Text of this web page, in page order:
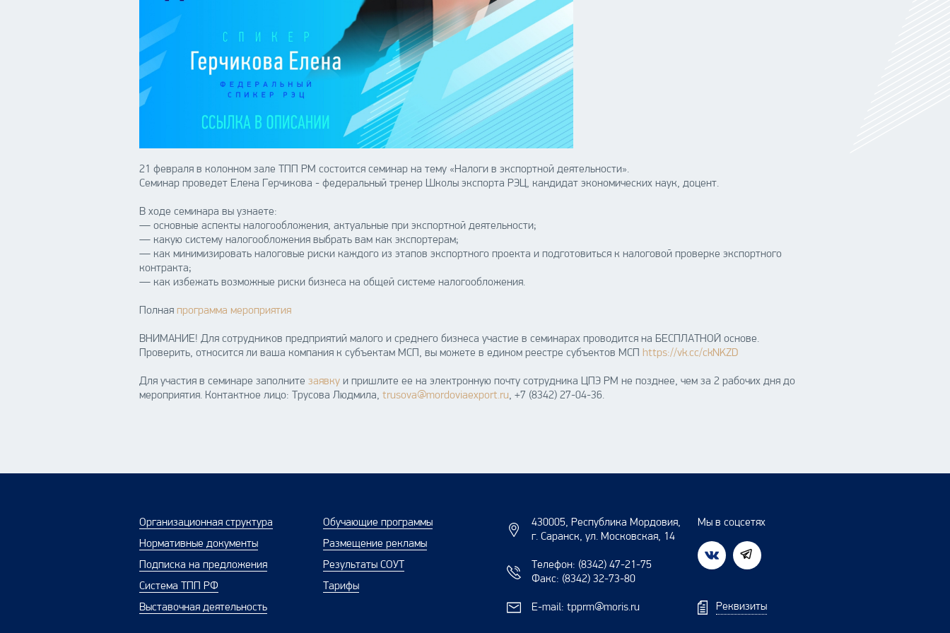
21 февраля в колонном зале ТПП РМ состоится семинар на тему «Налоги в экспортной деятельности».
Семинар проведет Елена Герчикова - федеральный тренер Школы экспорта РЭЦ, кандидат экономических наук, доцент.
В ходе семинара вы узнаете:
— основные аспекты налогообложения, актуальные при экспортной деятельности;
— какую систему налогообложения выбрать вам как экспортерам;
— как минимизировать налоговые риски каждого из этапов экспортного проекта и подготовиться к налоговой проверке экспортного
контракта;
— как избежать возможные риски бизнеса на общей системе налогообложения.
Полная программа мероприятия
ВНИМАНИЕ! Для сотрудников предприятий малого и среднего бизнеса участие в семинарах проводится на БЕСПЛАТНОЙ основе.
Проверить, относится ли ваша компания к субъектам МСП, вы можете в едином реестре субъектов МСП https://vk.cc/ckNKZD
Для участия в семинаре заполните заявку и пришлите ее на электронную почту сотрудника ЦПЭ РМ не позднее, чем за 2 рабочих дня до
мероприятия. Контактное лицо: Трусова Людмила, trusova@mordoviaexport.ru, +7 (8342) 27-04-36.
Организационная структура
Нормативные документы
Подписка на предложения
Система ТПП РФ
Выставочная деятельность
Обучающие программы
Размещение рекламы
Результаты СОУТ
Тарифы
430005, Республика Мордовия,
г. Саранск, ул. Московская, 14
Телефон: (8342) 47-21-75
Факс: (8342) 32-73-80
E-mail: tpprm@moris.ru
Мы в соцсетях
Реквизиты